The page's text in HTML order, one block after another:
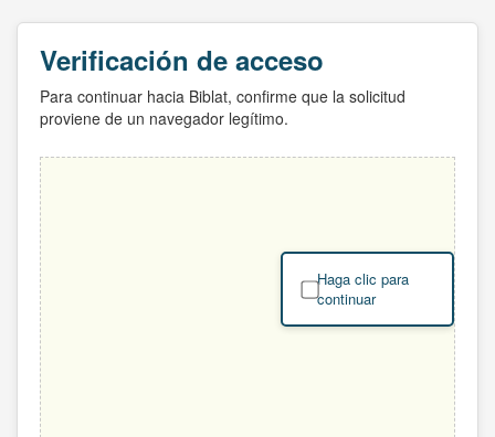
Verificación de acceso
Para continuar hacia Biblat, confirme que la solicitud
proviene de un navegador legítimo.
Haga clic para
continuar